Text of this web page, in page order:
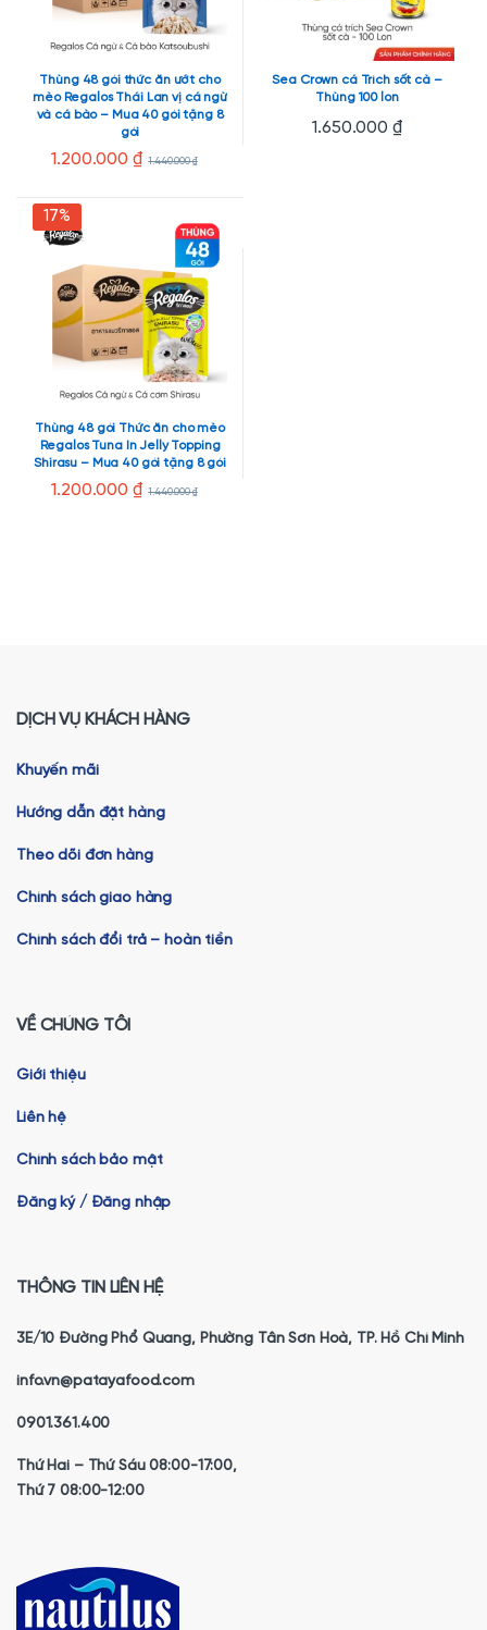
Thùng 48 gói thức ăn ướt cho
mèo Regalos Thái Lan vị cá ngừ
và cá bào – Mua 40 gói tặng 8
gói
1.200.000 ₫ 1.440.000₫
Sea Crown cá Trích sốt cà –
Thùng 100 lon
1.650.000 ₫
17%
Thùng 48 gói Thức ăn cho mèo
Regalos Tuna In Jelly Topping
Shirasu – Mua 40 gói tặng 8 gói
1.200.000 ₫ 1.440.000₫
DỊCH VỤ KHÁCH HÀNG
Khuyến mãi
Hướng dẫn đặt hàng
Theo dõi đơn hàng
Chính sách giao hàng
Chính sách đổi trả – hoàn tiền
VỀ CHÚNG TÔI
Giới thiệu
Liên hệ
Chính sách bảo mật
Đăng ký / Đăng nhập
THÔNG TIN LIÊN HỆ
3E/10 Đường Phổ Quang, Phường Tân Sơn Hoà, TP. Hồ Chí Minh
info.vn@patayafood.com
0901.361.400
Thứ Hai – Thứ Sáu 08:00-17:00,
Thứ 7 08:00-12:00